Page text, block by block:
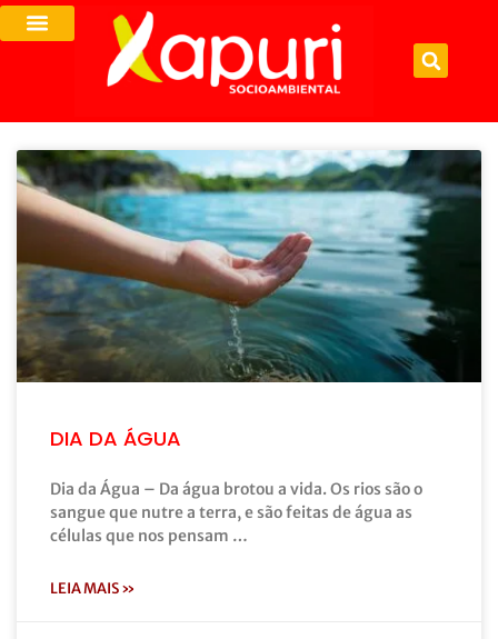
DIA DA ÁGUA
Dia da Água – Da água brotou a vida. Os rios são o
sangue que nutre a terra, e são feitas de água as
células que nos pensam …
LEIA MAIS »